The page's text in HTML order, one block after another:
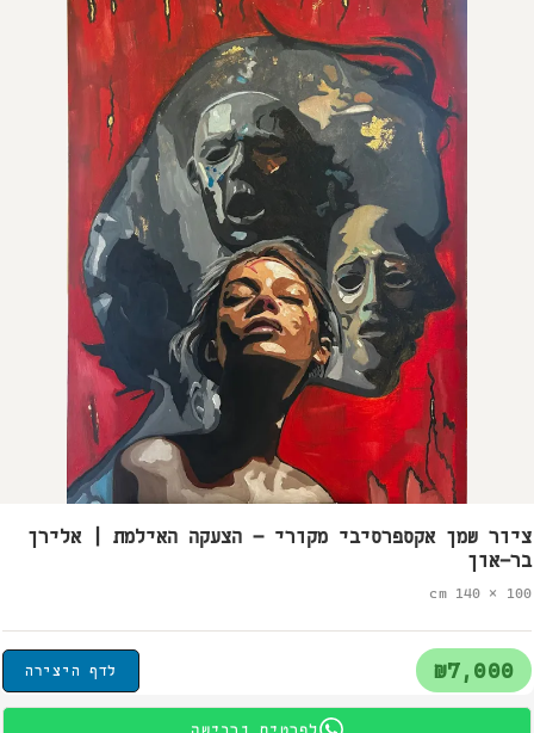
ציור שמן אקספרסיבי מקורי – הצעקה האילמת | אלירן
בר-און
100 × 140 cm
₪7,000 לדף היצירה